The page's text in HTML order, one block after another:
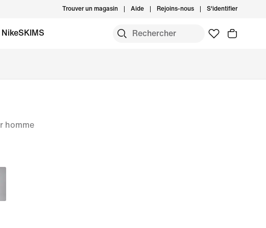
Trouver un magasin Aide Rejoins-nous S'identifier
NikeSKIMS
homme